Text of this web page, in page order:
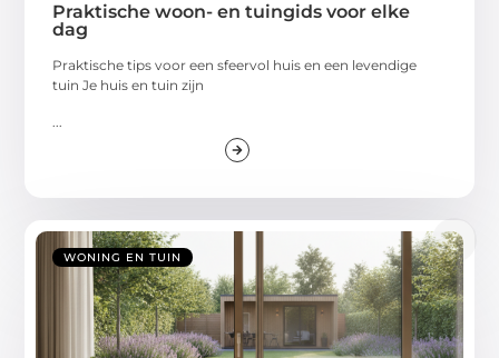
Praktische woon- en tuingids voor elke
dag
Praktische tips voor een sfeervol huis en een levendige
tuin Je huis en tuin zijn
WONING EN TUIN